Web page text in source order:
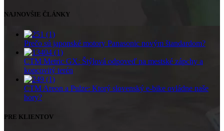
NAJNOVŠIE ČLÁNKY
Prečo sú japonské motory Panasonic novým štandardom?
CTM Metric GX: Štýlová odpoveď na mestské zápchy a
kopcovitý terén
CTM Areon a Pulze: Ktorý slovenský e-bike ovládne naše
hory?
PRE KLIENTOV